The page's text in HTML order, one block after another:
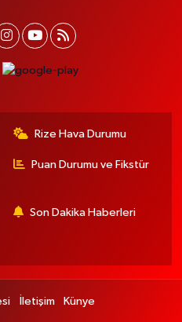
Rize Hava Durumu
Puan Durumu ve Fikstür
Son Dakika Haberleri
İletişim Künye